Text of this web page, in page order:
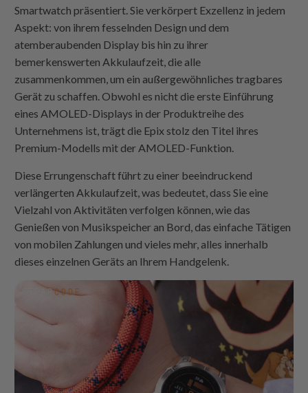
Smartwatch präsentiert. Sie verkörpert Exzellenz in jedem
Aspekt: von ihrem fesselnden Design und dem
atemberaubenden Display bis hin zu ihrer
bemerkenswerten Akkulaufzeit, die alle
zusammenkommen, um ein außergewöhnliches tragbares
Gerät zu schaffen. Obwohl es nicht die erste Einführung
eines AMOLED-Displays in der Produktreihe des
Unternehmens ist, trägt die Epix stolz den Titel ihres
Premium-Modells mit der AMOLED-Funktion.
Diese Errungenschaft führt zu einer beeindruckend
verlängerten Akkulaufzeit, was bedeutet, dass Sie eine
Vielzahl von Aktivitäten verfolgen können, wie das
Genießen von Musikspeicher an Bord, das einfache Tätigen
von mobilen Zahlungen und vieles mehr, alles innerhalb
dieses einzelnen Geräts an Ihrem Handgelenk.